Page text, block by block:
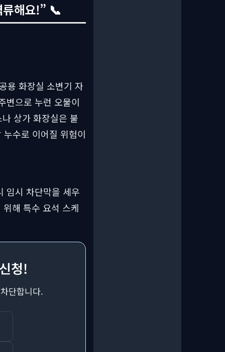
해요!” 📞
용 화장실 소변기 자
변으로 누런 오물이
상가 화장실은 불
수로 이어질 위험이
임시 차단막을 세우
해 특수 요석 스케
청!
단합니다.